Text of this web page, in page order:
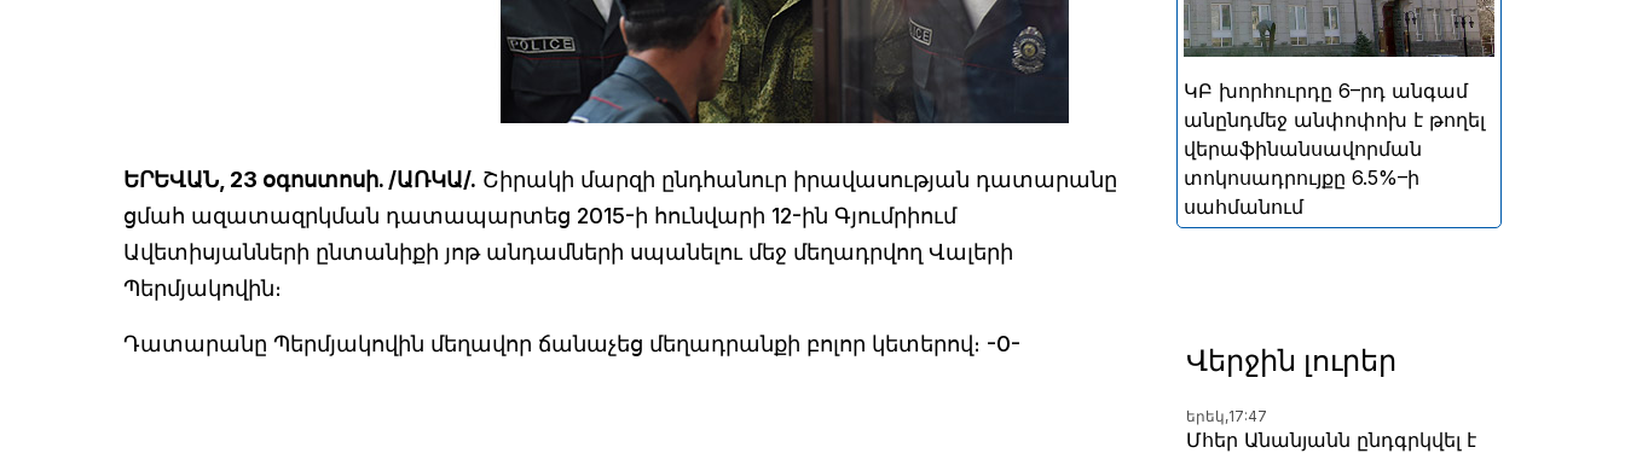
ԵՐԵՎԱՆ, 23 օգոստոսի. /ԱՌԿԱ/. Շիրակի մարզի ընդհանուր իրավասության դատարանը
ցմահ ազատազրկման դատապարտեց 2015-ի հունվարի 12-ին Գյումրիում
Ավետիսյանների ընտանիքի յոթ անդամների սպանելու մեջ մեղադրվող Վալերի
Պերմյակովին։
Դատարանը Պերմյակովին մեղավոր ճանաչեց մեղադրանքի բոլոր կետերով։ -0-
ԿԲ խորհուրդը 6–րդ անգամ
անընդմեջ անփոփոխ է թողել
վերաֆինանսավորման
տոկոսադրույքը 6.5%–ի
սահմանում
Վերջին լուրեր
երեկ,17:47
Մհեր Անանյանն ընդգրկվել է